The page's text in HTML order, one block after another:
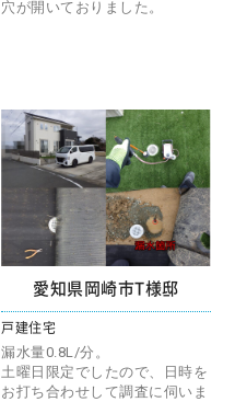
穴が開いておりました。
愛知県岡崎市T様邸
戸建住宅
漏水量0.8L/分。
土曜日限定でしたので、日時を
お打ち合わせして調査に伺いま